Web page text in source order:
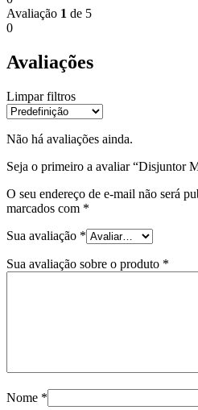
Avaliação 1 de 5
0
Avaliações
Limpar filtros
Não há avaliações ainda.
Seja o primeiro a avaliar “Disjuntor
O seu endereço de e-mail não será
marcados com *
Sua avaliação *
Sua avaliação sobre o produto *
Nome *